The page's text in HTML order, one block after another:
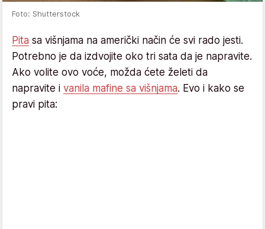
Foto: Shutterstock
Pita sa višnjama na američki način će svi rado jesti.
Potrebno je da izdvojite oko tri sata da je napravite.
Ako volite ovo voće, možda ćete želeti da
napravite i vanila mafine sa višnjama. Evo i kako se
pravi pita: